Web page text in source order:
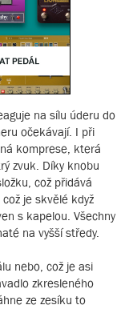
na sílu úderu do
očekávají. I při
komprese, která
zvuk. Díky knobu
což přidává
je skvělé když
s kapelou. Všechny
na vyšší středy.
nebo, což je asi
zkresleného
ze zesíku to